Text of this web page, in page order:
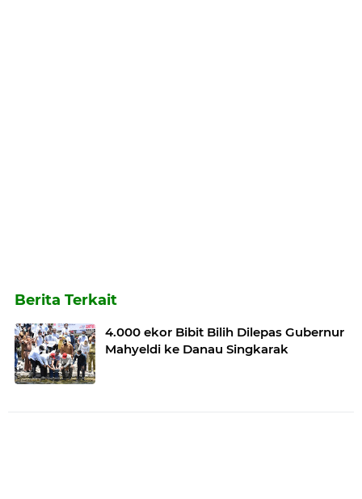
Berita Terkait
4.000 ekor Bibit Bilih Dilepas Gubernur
Mahyeldi ke Danau Singkarak